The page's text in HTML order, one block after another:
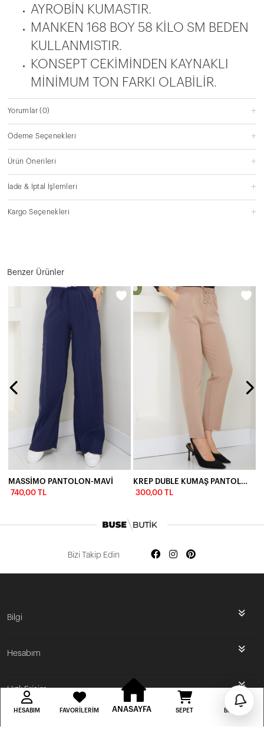
AYROBİN KUMASTIR.
MANKEN 168 BOY 58 KİLO SM BEDEN
KULLANMISTIR.
KONSEPT CEKİMİNDEN KAYNAKLI
MİNİMUM TON FARKI OLABİLİR.
Yorumlar(0)
Ödeme Seçenekleri
Ürün Önerileri
İade & İptal İşlemleri
Kargo Seçenekleri
Benzer Ürünler
MASSİMO PANTOLON-MAVİ
740,00 TL
300,00 TL
Bizi Takip Edin
Bilgi
Hesabım
Hızlı Erişim
HESABIM FAVORILERIM ANASAYFA SEPET BILDIRIM